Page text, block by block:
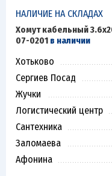
НАЛИЧИЕ НА СКЛАДАХ
Хомут кабельный
07-0201 в наличии
Хотьково
Сергиев Посад
Жучки
Логистический центр
Сантехника
Заломаева
Афонина